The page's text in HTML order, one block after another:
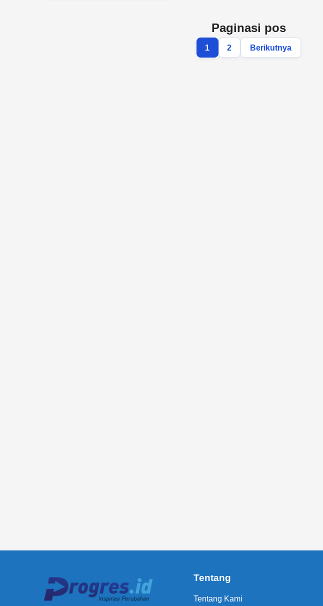
Paginasi pos
1 2 Berikutnya
Tentang
Tentang Kami